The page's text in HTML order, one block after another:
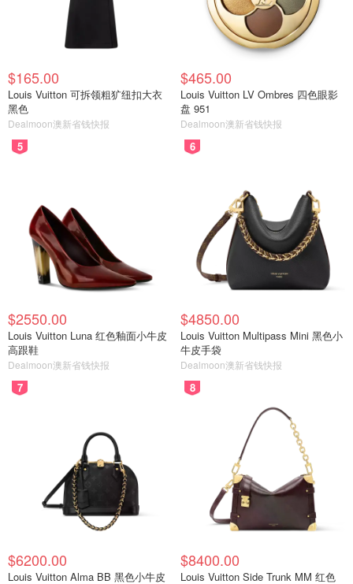
$165.00
Louis Vuitton 可拆领粗犷纽扣大衣
黑色
Dealmoon澳新省钱快报
$465.00
Louis Vuitton LV Ombres 四色眼影
盘 951
Dealmoon澳新省钱快报
5
$2550.00
Louis Vuitton Luna 红色釉面小牛皮
高跟鞋
Dealmoon澳新省钱快报
6
$4850.00
Louis Vuitton Multipass Mini 黑色小
牛皮手袋
Dealmoon澳新省钱快报
7
$6200.00
Louis Vuitton Alma BB 黑色小牛皮
8
$8400.00
Louis Vuitton Side Trunk MM 红色